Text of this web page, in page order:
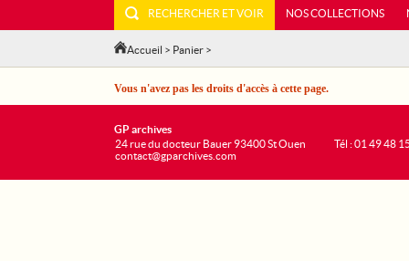
RECHERCHER ET VOIR NOS COLLECTIONS
Accueil > Panier >
Vous n'avez pas les droits d'accès à cette page.
GP archives
24 rue du docteur Bauer 93400 St Ouen
contact@gparchives.com
Tél : 01 49 48